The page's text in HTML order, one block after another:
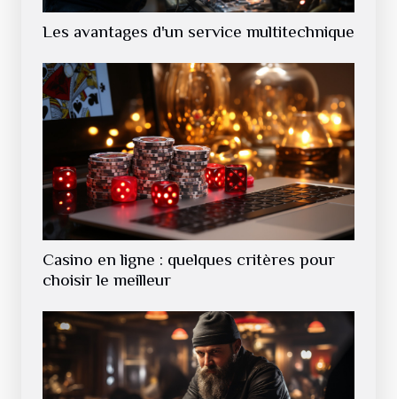
Les avantages d'un service multitechnique
Casino en ligne : quelques critères pour
choisir le meilleur